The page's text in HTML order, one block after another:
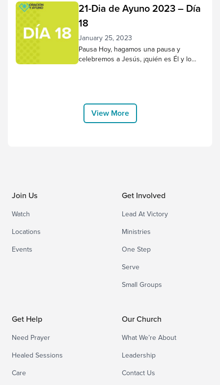
exaltado en la tierra”.– Salmo 46:10 NVI
Hagámoslo hoy. Pase de 5 a 10 minutos
en reflexión tranquila. A medida que los
pensamientos o preocupaciones vengan
a...
21-Dia de Ayuno 2023 – Día
18
January 25, 2023
Pausa Hoy, hagamos una pausa y
celebremos a Jesús, ¡quién es Él y lo
llevar la cruz por nosotros. “Por tanto,
Dios lo exaltó al lugar más alto.y...
View More
Join Us
Watch
Locations
Events
Get Involved
Lead At Victory
Ministries
One Step
Serve
Small Groups
Get Help
Need Prayer
Healed Sessions
Care
Our Church
What We’re About
Leadership
Contact Us